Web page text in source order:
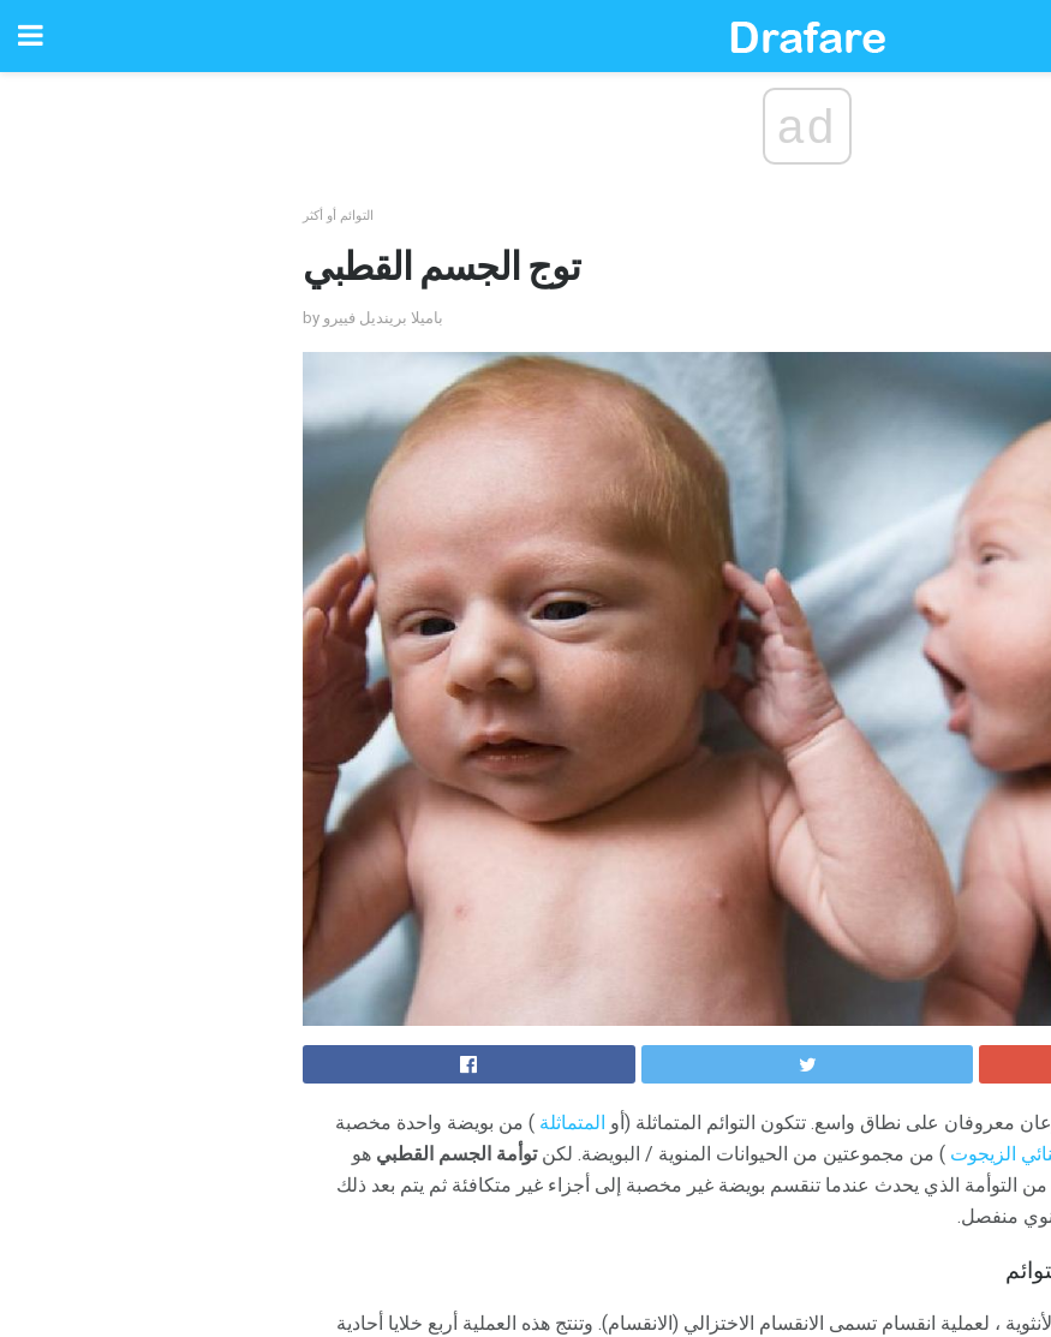
ad
التوائم أو أكثر
توج الجسم القطبي
by باميلا برينديل فييرو
معروفان على نطاق واسع. تتكون التوائم المتماثلة (أو المتماثلة ) من بويضة واحدة مخصبة
الزيجوت ) من مجموعتين من الحيوانات المنوية / البويضة. لكنتوأمة الجسم القطبي هو
الذي يحدث عندما تنقسم بويضة غير مخصبة إلى أجزاء غير متكافئة ثم يتم بعد ذلك
منفصل.
، لعملية انقسام تسمى الانقسام الاختزالي (الانقسام). وتنتج هذه العملية أربع خلايا أحادية